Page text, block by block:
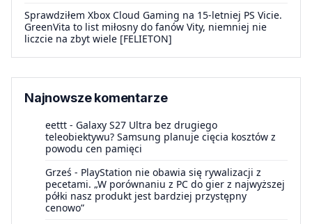
Sprawdziłem Xbox Cloud Gaming na 15-letniej PS Vicie.
GreenVita to list miłosny do fanów Vity, niemniej nie
liczcie na zbyt wiele [FELIETON]
Najnowsze komentarze
eettt - Galaxy S27 Ultra bez drugiego
teleobiektywu? Samsung planuje cięcia kosztów z
powodu cen pamięci
Grześ - PlayStation nie obawia się rywalizacji z
pecetami. „W porównaniu z PC do gier z najwyższej
półki nasz produkt jest bardziej przystępny
cenowo”